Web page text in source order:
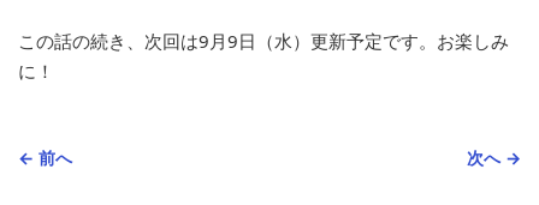
この話の続き、次回は9月9日（水）更新予定です。お楽しみ
に！
← 前へ 次へ →